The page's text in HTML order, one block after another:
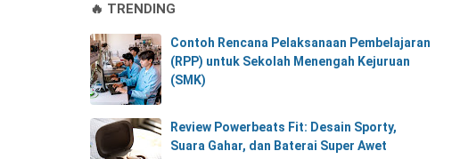
🔥 TRENDING
Contoh Rencana Pelaksanaan Pembelajaran
(RPP) untuk Sekolah Menengah Kejuruan
(SMK)
Review Powerbeats Fit: Desain Sporty,
Suara Gahar, dan Baterai Super Awet